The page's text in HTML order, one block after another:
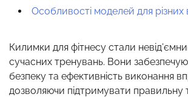
Особливості моделей для різних
Килимки для фітнесу стали
сучасних тренувань. Вони
безпеку та ефективність виконання
дозволяючи підтримувати правильну